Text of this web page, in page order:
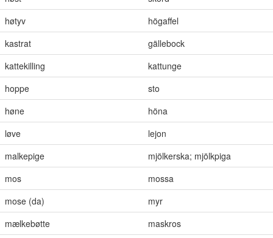
høtyv
högaffel
kastrat
gällebock
kattekilling
kattunge
hoppe
sto
høne
höna
løve
lejon
malkepige
mjölkerska; mjölkpiga
mos
mossa
mose (da)
myr
mælkebøtte
maskros